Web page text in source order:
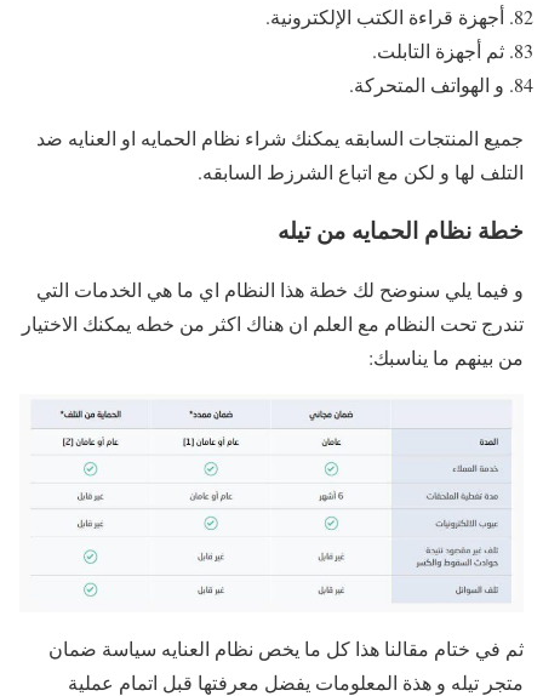
أجهزة قراءة الكتب الإلكترونية.
ثم أجهزة التابلت.
و الهواتف المتحركة.
جميع المنتجات السابقه يمكنك شراء نظام الحمايه او العنايه ضد
التلف لها و لكن مع اتباع الشرزط السابقه.
خطة نظام الحمايه من تيله
و فيما يلي سنوضح لك خطة هذا النظام اي ما هي الخدمات التي
تندرج تحت النظام مع العلم ان هناك اكثر من خطه يمكنك الاختيار
من بينهم ما يناسبك:
ثم في ختام مقالنا هذا كل ما يخص نظام العنايه سياسة ضمان
متجر تيله و هذة المعلومات يفضل معرفتها قبل اتمام عملية